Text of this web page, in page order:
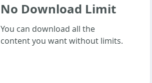
No Download Limit
You can download all the
content you want without limits.